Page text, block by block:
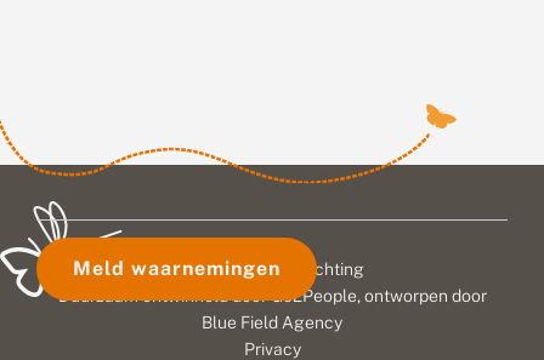
Meld waarnemingen
© 2026 Vlinderstichting
Duurzaam ontwikkeld door
Go2People, ontworpen door
Blue Field Agency
Privacy